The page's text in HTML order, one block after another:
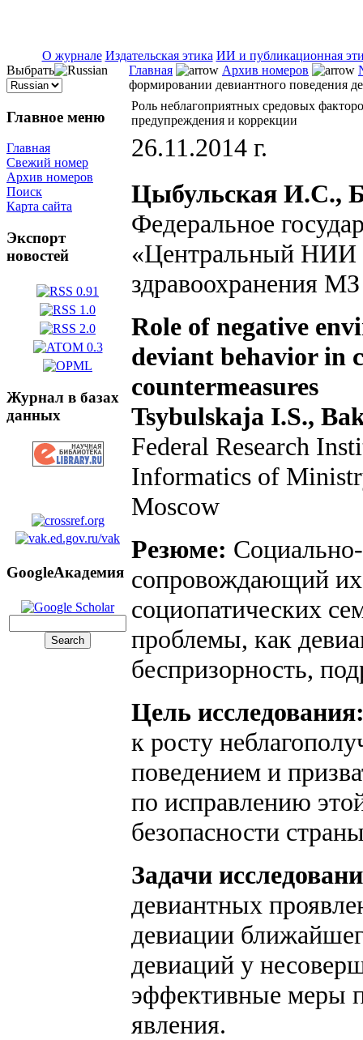
О журнале Издательская этика ИИ и публикационная
Выбрать
Главное меню
Главная
Свежий номер
Архив номеров
Поиск
Карта сайта
Экспорт
новостей
Журнал в базах
данных
GoogleАкадемия
Главная Архив номеров
формировании девиантного поведения
Роль неблагоприятных средовых
предупреждения и коррекции
26.11.2014 г.
Цыбульская И.С.,
Федеральное
«Центральный НИИ
здравоохранения
Role of negative
deviant behavior in
countermeasures
Tsybulskaja I.S.,
Federal Research
Informatics of
Moscow
Резюме:
сопровождающий
социопатических
проблемы, как
беспризорность,
Цель
к росту
поведением и
по исправлению
безопасности
Задачи
девиантных
девиации
девиаций у
эффективные меры
явления.